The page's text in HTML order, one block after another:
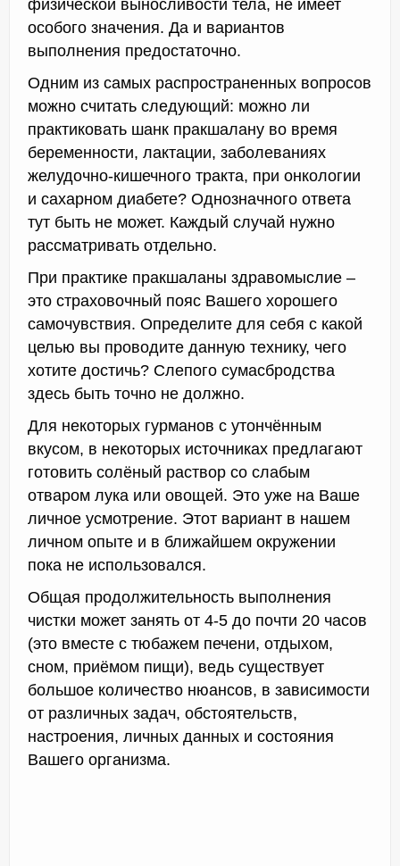
физической выносливости тела, не имеет
особого значения. Да и вариантов
выполнения предостаточно.
Одним из самых распространенных вопросов
можно считать следующий: можно ли
практиковать шанк пракшалану во время
беременности, лактации, заболеваниях
желудочно-кишечного тракта, при онкологии
и сахарном диабете? Однозначного ответа
тут быть не может. Каждый случай нужно
рассматривать отдельно.
При практике пракшаланы здравомыслие –
это страховочный пояс Вашего хорошего
самочувствия. Определите для себя с какой
целью вы проводите данную технику, чего
хотите достичь? Слепого сумасбродства
здесь быть точно не должно.
Для некоторых гурманов с утончённым
вкусом, в некоторых источниках предлагают
готовить солёный раствор со слабым
отваром лука или овощей. Это уже на Ваше
личное усмотрение. Этот вариант в нашем
личном опыте и в ближайшем окружении
пока не использовался.
Общая продолжительность выполнения
чистки может занять от 4-5 до почти 20 часов
(это вместе с тюбажем печени, отдыхом,
сном, приёмом пищи), ведь существует
большое количество нюансов, в зависимости
от различных задач, обстоятельств,
настроения, личных данных и состояния
Вашего организма.